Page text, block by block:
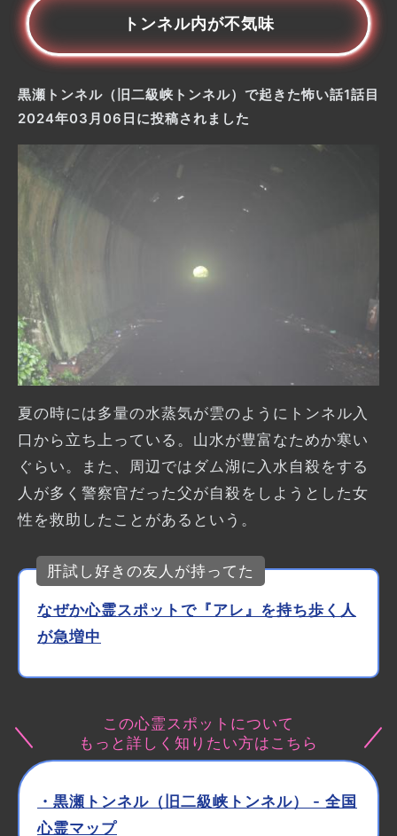
トンネル内が不気味
黒瀬トンネル（旧二級峡トンネル）で起きた怖い話1話目
2024年03月06日に投稿されました
夏の時には多量の水蒸気が雲のようにトンネル入
口から立ち上っている。山水が豊富なためか寒い
ぐらい。また、周辺ではダム湖に入水自殺をする
人が多く警察官だった父が自殺をしようとした女
性を救助したことがあるという。
肝試し好きの友人が持ってた
なぜか心霊スポットで『アレ』を持ち歩く人
が急増中
この心霊スポットについて
もっと詳しく知りたい方はこちら
・黒瀬トンネル（旧二級峡トンネル） - 全国
心霊マップ